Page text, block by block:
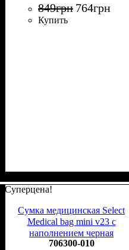
849грн 764грн
Купить
Суперцена!
Сумка медицинская Select
Medical bag mini v23 с
наполнением черная
706300-010
706300-010